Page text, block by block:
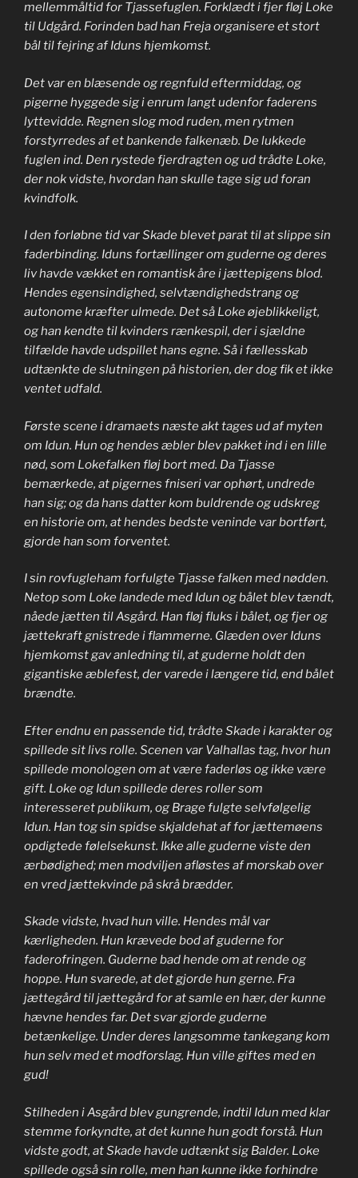
mellemmåltid for Tjassefuglen. Forklædt i fjer fløj Loke
til Udgård. Forinden bad han Freja organisere et stort
bål til fejring af Iduns hjemkomst.
Det var en blæsende og regnfuld eftermiddag, og
pigerne hyggede sig i enrum langt udenfor faderens
lyttevidde. Regnen slog mod ruden, men rytmen
forstyrredes af et bankende falkenæb. De lukkede
fuglen ind. Den rystede fjerdragten og ud trådte Loke,
der nok vidste, hvordan han skulle tage sig ud foran
kvindfolk.
I den forløbne tid var Skade blevet parat til at slippe sin
faderbinding. Iduns fortællinger om guderne og deres
liv havde vækket en romantisk åre i jættepigens blod.
Hendes egensindighed, selvtændighedstrang og
autonome kræfter ulmede. Det så Loke øjeblikkeligt,
og han kendte til kvinders rænkespil, der i sjældne
tilfælde havde udspillet hans egne. Så i fællesskab
udtænkte de slutningen på historien, der dog fik et ikke
ventet udfald.
Første scene i dramaets næste akt tages ud af myten
om Idun. Hun og hendes æbler blev pakket ind i en lille
nød, som Lokefalken fløj bort med. Da Tjasse
bemærkede, at pigernes fniseri var ophørt, undrede
han sig; og da hans datter kom buldrende og udskreg
en historie om, at hendes bedste veninde var bortført,
gjorde han som forventet.
I sin rovfugleham forfulgte Tjasse falken med nødden.
Netop som Loke landede med Idun og bålet blev tændt,
nåede jætten til Asgård. Han fløj fluks i bålet, og fjer og
jættekraft gnistrede i flammerne. Glæden over Iduns
hjemkomst gav anledning til, at guderne holdt den
gigantiske æblefest, der varede i længere tid, end bålet
brændte.
Efter endnu en passende tid, trådte Skade i karakter og
spillede sit livs rolle. Scenen var Valhallas tag, hvor hun
spillede monologen om at være faderløs og ikke være
gift. Loke og Idun spillede deres roller som
interesseret publikum, og Brage fulgte selvfølgelig
Idun. Han tog sin spidse skjaldehat af for jættemøens
opdigtede følelsekunst. Ikke alle guderne viste den
ærbødighed; men modviljen afløstes af morskab over
en vred jættekvinde på skrå brædder.
Skade vidste, hvad hun ville. Hendes mål var
kærligheden. Hun krævede bod af guderne for
faderofringen. Guderne bad hende om at rende og
hoppe. Hun svarede, at det gjorde hun gerne. Fra
jættegård til jættegård for at samle en hær, der kunne
hævne hendes far. Det svar gjorde guderne
betænkelige. Under deres langsomme tankegang kom
hun selv med et modforslag. Hun ville giftes med en
gud!
Stilheden i Asgård blev gungrende, indtil Idun med klar
stemme forkyndte, at det kunne hun godt forstå. Hun
vidste godt, at Skade havde udtænkt sig Balder. Loke
spillede også sin rolle, men han kunne ikke forhindre